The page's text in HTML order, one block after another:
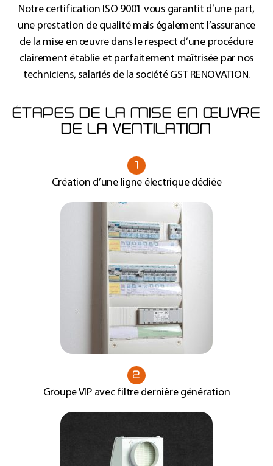
Notre certification ISO 9001 vous garantit d’une part,
une prestation de qualité mais également l’assurance
de la mise en œuvre dans le respect d’une procédure
clairement établie et parfaitement maîtrisée par nos
techniciens, salariés de la société GST RENOVATION.
ÉTAPES DE LA MISE EN ŒUVRE
DE LA VENTILATION
1
Création d’une ligne électrique dédiée
2
Groupe VIP avec filtre dernière génération